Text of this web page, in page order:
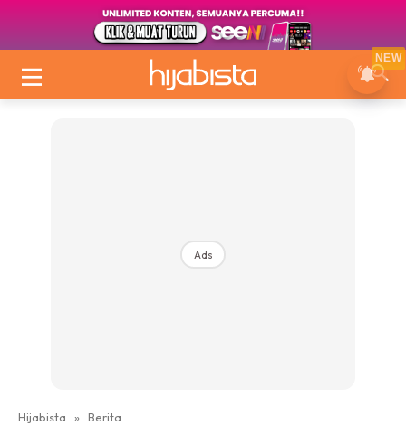
Ads
Hijabista » Berita
NEW